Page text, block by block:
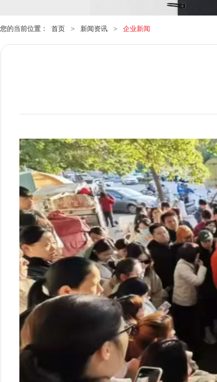
您的当前位置： 首页 > 新闻资讯 > 企业新闻